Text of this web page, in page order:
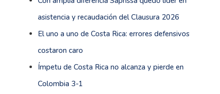
asistencia y recaudación del Clausura 2026
El uno a uno de Costa Rica: errores defensivos
costaron caro
Ímpetu de Costa Rica no alcanza y pierde en
Colombia 3-1